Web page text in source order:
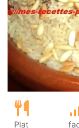
Plat